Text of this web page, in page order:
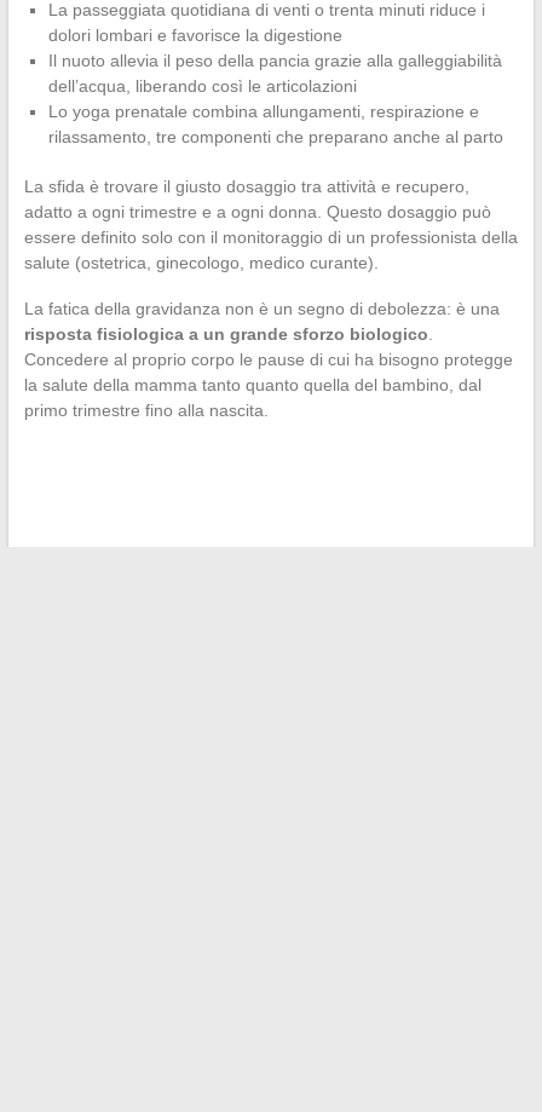
La passeggiata quotidiana di venti o trenta minuti riduce i
dolori lombari e favorisce la digestione
Il nuoto allevia il peso della pancia grazie alla galleggiabilità
dell’acqua, liberando così le articolazioni
Lo yoga prenatale combina allungamenti, respirazione e
rilassamento, tre componenti che preparano anche al parto
La sfida è trovare il giusto dosaggio tra attività e recupero,
adatto a ogni trimestre e a ogni donna. Questo dosaggio può
essere definito solo con il monitoraggio di un professionista della
salute (ostetrica, ginecologo, medico curante).
La fatica della gravidanza non è un segno di debolezza: è una
risposta fisiologica a un grande sforzo biologico.
Concedere al proprio corpo le pause di cui ha bisogno protegge
la salute della mamma tanto quanto quella del bambino, dal
primo trimestre fino alla nascita.